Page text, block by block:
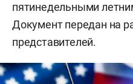
пятинедельными
Документ передан на
представителей.